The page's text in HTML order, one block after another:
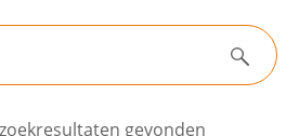
Zoeken
gevonden